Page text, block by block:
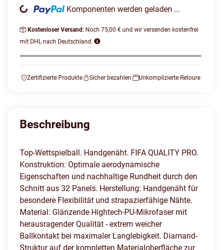
Komponenten werden geladen ...
Kostenloser Versand: Noch 75,00 € und wir versenden kostenfrei
mit DHL nach Deutschland.
Zertifizierte Produkte Sicher bezahlen Unkomplizierte Retoure
Beschreibung
Top-Wettspielball. Handgenäht. FIFA QUALITY PRO.
Konstruktion: Optimale aerodynamische
Eigenschaften und nachhaltige Rundheit durch den
Schnitt aus 32 Panels. Herstellung: Handgenäht für
besondere Flexibilität und strapazierfähige Nähte.
Material: Glänzende Hightech-PU-Mikrofaser mit
herausragender Qualität - extrem weicher
Ballkontakt bei maximaler Langlebigkeit. Diamand-
Struktur auf der kompletten Materialoberfläche zur